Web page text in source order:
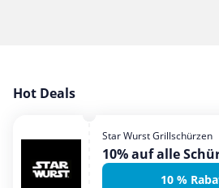
Garten, Haushalt & Tiere
Mobilfunk & Internet
Mode & Accessoires
Hot Deals
Star Wurst Grillschürzen
10% auf alle
10 %